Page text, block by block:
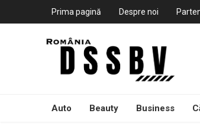
Prima pagină Despre noi
Auto Beauty Business